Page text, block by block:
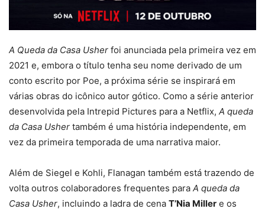
A Queda da Casa Usher foi anunciada pela primeira vez em
2021 e, embora o título tenha seu nome derivado de um
conto escrito por Poe, a próxima série se inspirará em
várias obras do icônico autor gótico. Como a série anterior
desenvolvida pela Intrepid Pictures para a Netflix, A queda
da Casa Usher também é uma história independente, em
vez da primeira temporada de uma narrativa maior.
Além de Siegel e Kohli, Flanagan também está trazendo de
volta outros colaboradores frequentes para A queda da
Casa Usher, incluindo a ladra de cena T’Nia Miller e os